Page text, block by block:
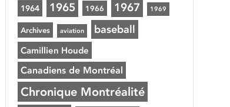
1964 1965 1966 1967 1969
Archives aviation baseball
Camillien Houde
Canadiens de Montréal
Chronique Montréalité